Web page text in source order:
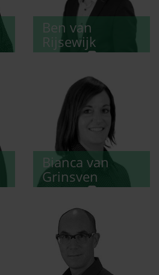
Ben van
Rijsewijk
Bianca van
Grinsven